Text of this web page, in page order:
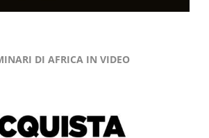
DI AFRICA IN VIDEO